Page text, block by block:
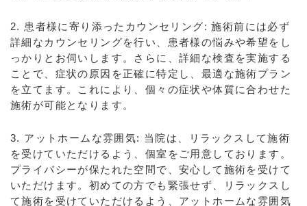
2. 患者様に寄り添ったカウンセリング: 施術前には必ず
詳細なカウンセリングを行い、患者様の悩みや希望をし
っかりとお伺いします。さらに、詳細な検査を実施する
ことで、症状の原因を正確に特定し、最適な施術プラン
を立てます。これにより、個々の症状や体質に合わせた
施術が可能となります。
3. アットホームな雰囲気: 当院は、リラックスして施術
を受けていただけるよう、個室をご用意しております。
プライバシーが保たれた空間で、安心して施術を受けて
いただけます。初めての方でも緊張せず、リラックスし
て施術を受けていただけるよう、アットホームな雰囲気